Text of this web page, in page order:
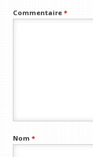
Commentaire*
Nom*